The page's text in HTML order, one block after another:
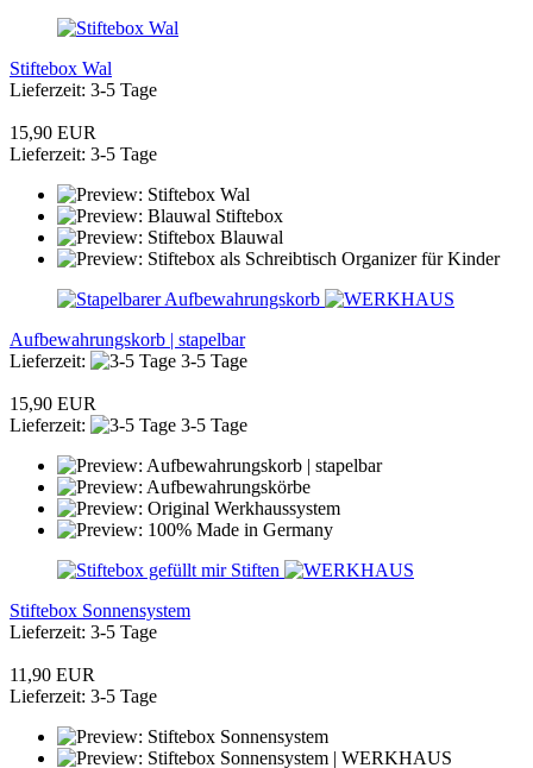
Stiftebox Wal
Lieferzeit: 3-5 Tage
15,90 EUR
Lieferzeit: 3-5 Tage
Aufbewahrungskorb | stapelbar
Lieferzeit:
3-5 Tage
15,90 EUR
Lieferzeit:
3-5 Tage
Stiftebox Sonnensystem
Lieferzeit: 3-5 Tage
11,90 EUR
Lieferzeit: 3-5 Tage